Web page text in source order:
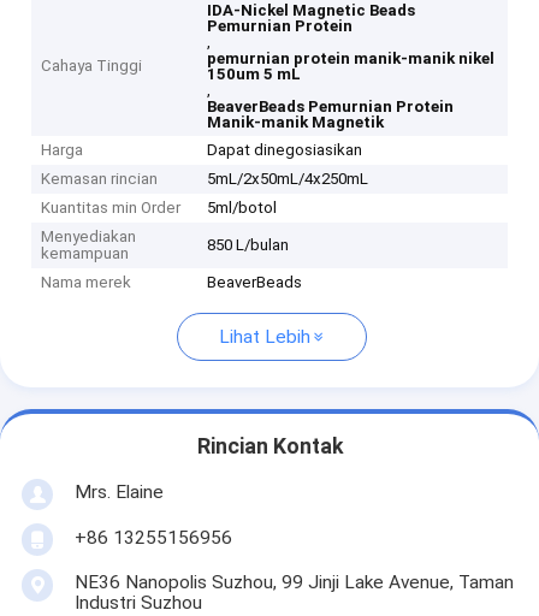
Cahaya Tinggi
IDA-Nickel Magnetic Beads
Pemurnian Protein
,
pemurnian protein manik-manik nikel
150um 5 mL
,
BeaverBeads Pemurnian Protein
Manik-manik Magnetik
Harga
Dapat dinegosiasikan
Kemasan rincian
5mL/2x50mL/4x250mL
Kuantitas min Order
5ml/botol
Menyediakan
kemampuan
850 L/bulan
Nama merek BeaverBeads
Lihat Lebih
Rincian Kontak
Mrs. Elaine
+86 13255156956
NE36 Nanopolis Suzhou, 99 Jinji Lake Avenue, Taman
Industri Suzhou